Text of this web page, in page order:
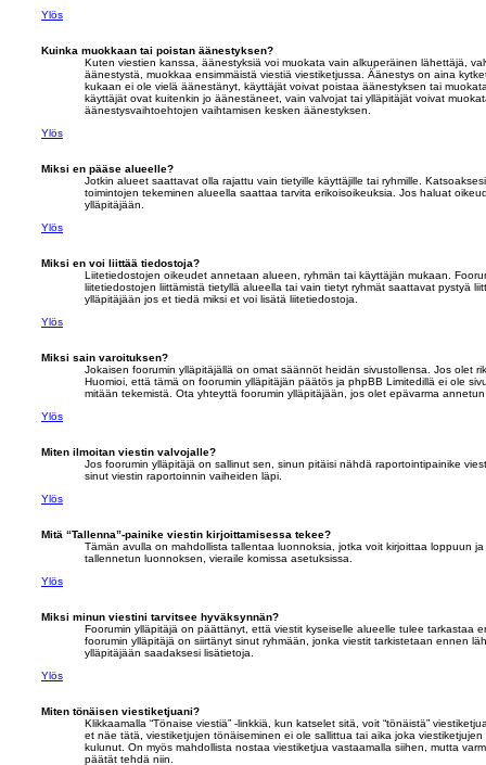
Ylös
Kuinka muokkaan tai poistan äänestyksen?
Kuten viestien kanssa, äänestyksiä voi muokata vain alkuperäinen lähettäjä,
äänestystä, muokkaa ensimmäistä viestiä viestiketjussa. Äänestys on aina
kukaan ei ole vielä äänestänyt, käyttäjät voivat poistaa äänestyksen tai
käyttäjät ovat kuitenkin jo äänestäneet, vain valvojat tai ylläpitäjät voivat
äänestysvaihtoehtojen vaihtamisen kesken äänestyksen.
Ylös
Miksi en pääse alueelle?
Jotkin alueet saattavat olla rajattu vain tietyille käyttäjille tai ryhmille.
toimintojen tekeminen alueella saattaa tarvita erikoisoikeuksia. Jos haluat
ylläpitäjään.
Ylös
Miksi en voi liittää tiedostoja?
Liitetiedostojen oikeudet annetaan alueen, ryhmän tai käyttäjän mukaan.
liitetiedostojen liittämistä tietyllä alueella tai vain tietyt ryhmät saattavat pystyä
ylläpitäjään jos et tiedä miksi et voi lisätä liitetiedostoja.
Ylös
Miksi sain varoituksen?
Jokaisen foorumin ylläpitäjällä on omat säännöt heidän sivustollensa. Jos olet
Huomioi, että tämä on foorumin ylläpitäjän päätös ja phpBB Limitedillä ei ole
mitään tekemistä. Ota yhteyttä foorumin ylläpitäjään, jos olet epävarma
Ylös
Miten ilmoitan viestin valvojalle?
Jos foorumin ylläpitäjä on sallinut sen, sinun pitäisi nähdä raportointipainike
sinut viestin raportoinnin vaiheiden läpi.
Ylös
Mitä “Tallenna”-painike viestin kirjoittamisessa tekee?
Tämän avulla on mahdollista tallentaa luonnoksia, jotka voit kirjoittaa loppuun
tallennetun luonnoksen, vieraile komissa asetuksissa.
Ylös
Miksi minun viestini tarvitsee hyväksynnän?
Foorumin ylläpitäjä on päättänyt, että viestit kyseiselle alueelle tulee tarkastaa
foorumin ylläpitäjä on siirtänyt sinut ryhmään, jonka viestit tarkistetaan ennen
ylläpitäjään saadaksesi lisätietoja.
Ylös
Miten tönäisen viestiketjuani?
Klikkaamalla “Tönaise viestiä” -linkkiä, kun katselet sitä, voit “tönäistä”
et näe tätä, viestiketjujen tönäiseminen ei ole sallittua tai aika joka
kulunut. On myös mahdollista nostaa viestiketjua vastaamalla siihen, mutta
päätät tehdä niin.